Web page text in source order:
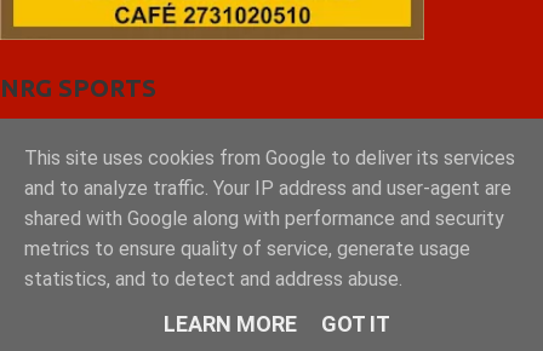
NRG SPORTS
This site uses cookies from Google to deliver its services
and to analyze traffic. Your IP address and user-agent are
shared with Google along with performance and security
metrics to ensure quality of service, generate usage
statistics, and to detect and address abuse.
LEARN MORE GOT IT